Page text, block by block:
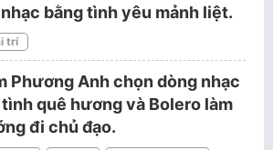
bằng tình yêu mảnh liệt.
trí
Phương Anh chọn dòng nhạc
quê hương và Bolero làm
đi chủ đạo.